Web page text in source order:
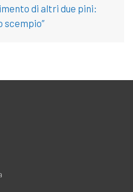
di altri due pini:
scempio”